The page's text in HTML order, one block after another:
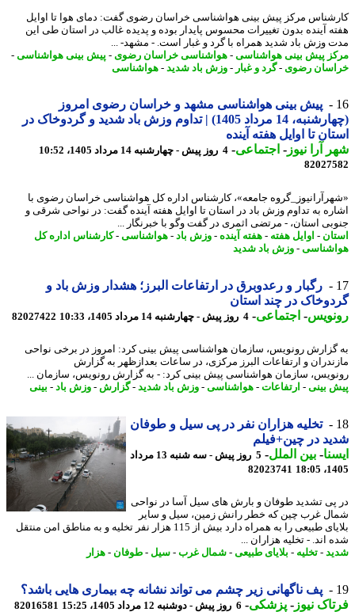
مرکز پیش بینی هواشناسی خراسان رضوی گفت: دمای هوا تا اوایل
آینده بدون تغییرات محسوس پایدار بوده و پدیده غالب در استان طی این
وزش باد شدید همراه با گرد و غبار است. - مشهد- ...
پیش بینی هواشناسی-هواشناسی خراسان رضوی-پیش بینی هواشناسی-
رضوی-گرد و غبار -وزش باد شدید-هواشناسی
پیش بینی هواشناسی مشهد و خراسان رضوی امروز
(چهارشنبه، 14 مرداد 1405) | تداوم وزش باد شدید و گردوخاک در
تا اوایل هفته آینده
آرا نیوز-اجتماعی-4 روز پیش - چهارشنبه 14 مرداد 1405، 10:52
جامعه»، کارشناس اداره کل هواشناسی خراسان رضوی با
به تداوم وزش باد در استان تا اوایل هفته آینده گفت: در نواحی شرقی و
استان، - مرتضی اثمری در گفت وگو با خبرنگار ...
-اوایل هفته-هفته آینده -وزش باد- هواشناسی-کارشناس اداره کل
-وزش باد شدید
رگبار و رعدوبرق در ارتفاعات البرز؛ هشدار وزش باد و
در چند استان
-اجتماعی-4 روز پیش - چهارشنبه 14 مرداد 1405، 10:33 82027422
رونویس، سازمان هواشناسی پیش بینی کرد: امروز در برخی نواحی
و ارتفاعات البرز مرکزی، در ساعات بعدازظهر به گزارش
سازمان هواشناسی پیش بینی کرد: - به گزارش رونویس، سازمان ...
بینی -ارتفاعات-هواشناسی-وزش باد شدید-گزارش -وزش باد- بینی
تخلیه هزاران نفر در پی سیل و طوفان
در چین+فیلم
-بین الملل-
5 روز پیش - سه شنبه 13 مرداد
82023741
تشدید طوفان و بارش های سیل آسا در نواحی
غرب چین که خطر رانش زمین، سیل و سایر
بلایای طبیعی را به همراه دارد بیش از 115 هزار نفر تخلیه و به مناطق امن منتقل
اند. - تخلیه هزاران ...
-تخلیه-بلایای طبیعی-شمال غرب- سیل-طوفان-هزار
پف ناگهانی زیر چشم می تواند نشانه چه بیماری هایی باشد؟
نیوز-پزشکی-6 روز پیش - دوشنبه 12 مرداد 1405، 15:25 82016581